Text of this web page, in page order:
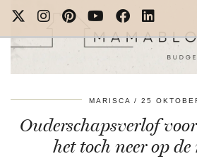
MARISCA 25
Ouderschapsverlof
het toch neer op de